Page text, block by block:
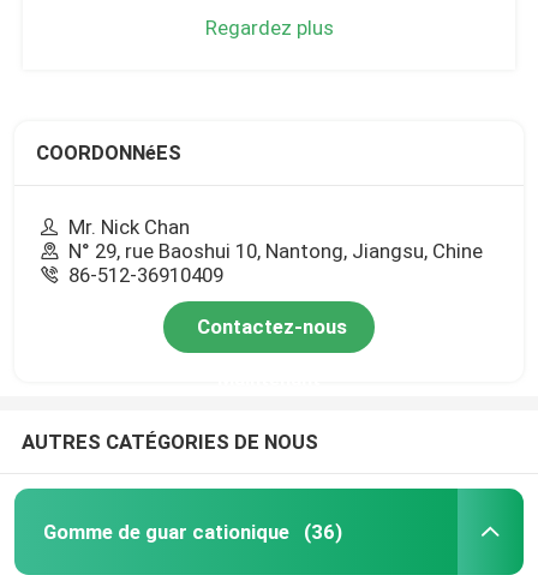
Regardez plus
COORDONNéES
Mr. Nick Chan
N° 29, rue Baoshui 10, Nantong, Jiangsu, Chine
86-512-36910409
Contactez-nous
AUTRES CATÉGORIES DE NOUS
Gomme de guar cationique (36)